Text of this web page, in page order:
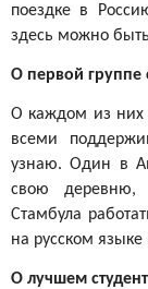
поездке в
здесь можно
О первой группе
О каждом из них
всеми
узнаю. Один в
свою деревню,
Стамбула
на русском языке
О лучшем